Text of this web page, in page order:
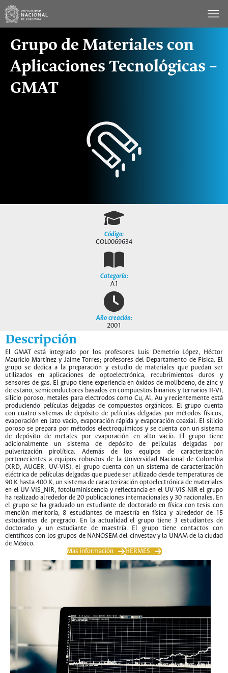
Saltar
contenido
Grupo de Materiales con
Aplicaciones Tecnológicas –
GMAT
Código:
COL0069634
Categoría:
A1
Año creación:
2001
Descripción
El GMAT está integrado por los profesores Luis Demetrio López, Héctor
Mauricio Martínez y Jaime Torres; profesores del Departamento de Física. El
grupo se dedica a la preparación y estudio de materiales que puedan ser
utilizados en aplicaciones de optoelectrónica, recubrimientos duros y
sensores de gas. El grupo tiene experiencia en óxidos de molibdeno, de zinc y
de estaño, semiconductores basados en compuestos binarios y ternarios II-VI,
silicio poroso, metales para electrodos como Cu, Al, Au y recientemente está
produciendo películas delgadas de compuestos orgánicos. El grupo cuenta
con cuatro sistemas de depósito de películas delgadas por métodos físicos,
evaporación en lato vacío, evaporación rápida y evaporación coaxial. El silicio
poroso se prepara por métodos electroquímicos y se cuenta con un sistema
de depósito de metales por evaporación en alto vacío. El grupo tiene
adicionalmente un sistema de depósito de películas delgadas por
pulverización pirolítica. Además de los equipos de caracterización
pertenecientes a equipos robustos de la Universidad Nacional de Colombia
(XRD, AUGER, UV-VIS), el grupo cuenta con un sistema de caracterización
eléctrica de películas delgadas que puede ser utilizado desde temperaturas de
90 K hasta 400 K, un sistema de caracterización optoelectrónica de materiales
en el UV-VIS_NIR, fotoluminiscencia y reflectancia en el UV-VIS-NIR el grupo
ha realizado alrededor de 20 publicaciones internacionales y 30 nacionales. En
el grupo se ha graduado un estudiante de doctorado en física con tesis con
mención meritoria, 8 estudiantes de maestría en física y alrededor de 15
estudiantes de pregrado. En la actualidad el grupo tiene 3 estudiantes de
doctorado y un estudiante de maestría. El grupo tiene contactos con
científicos con los grupos de NANOSEM del cinvestav y la UNAM de la ciudad
de México.
Mas información
HERMES